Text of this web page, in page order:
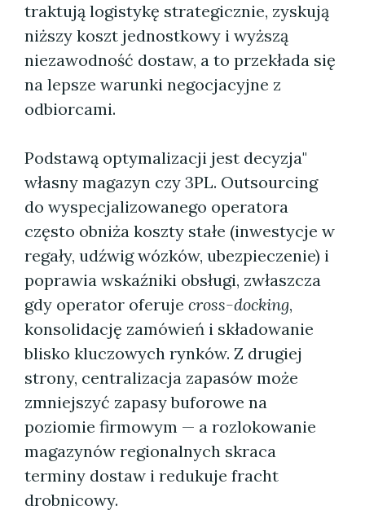
traktują logistykę strategicznie, zyskują
niższy koszt jednostkowy i wyższą
niezawodność dostaw, a to przekłada się
na lepsze warunki negocjacyjne z
odbiorcami.
Podstawą optymalizacji jest decyzja"
własny magazyn czy 3PL. Outsourcing
do wyspecjalizowanego operatora
często obniża koszty stałe (inwestycje w
regały, udźwig wózków, ubezpieczenie) i
poprawia wskaźniki obsługi, zwłaszcza
gdy operator oferuje cross-docking,
konsolidację zamówień i składowanie
blisko kluczowych rynków. Z drugiej
strony, centralizacja zapasów może
zmniejszyć zapasy buforowe na
poziomie firmowym — a rozlokowanie
magazynów regionalnych skraca
terminy dostaw i redukuje fracht
drobnicowy.